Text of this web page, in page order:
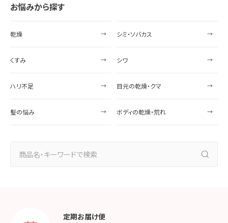
お悩みから探す
乾燥 シミ・ソバカス
くすみ シワ
ハリ不足 目元の乾燥・クマ
髪の悩み ボディの乾燥・荒れ
定期お届け便